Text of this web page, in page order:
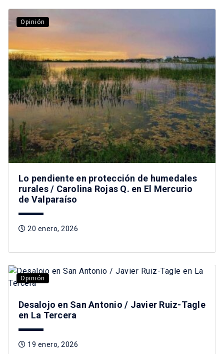
Opinión
Lo pendiente en protección de humedales
rurales / Carolina Rojas Q. en El Mercurio
de Valparaíso
20 enero, 2026
Opinión
Desalojo en San Antonio / Javier Ruiz-Tagle
en La Tercera
19 enero, 2026